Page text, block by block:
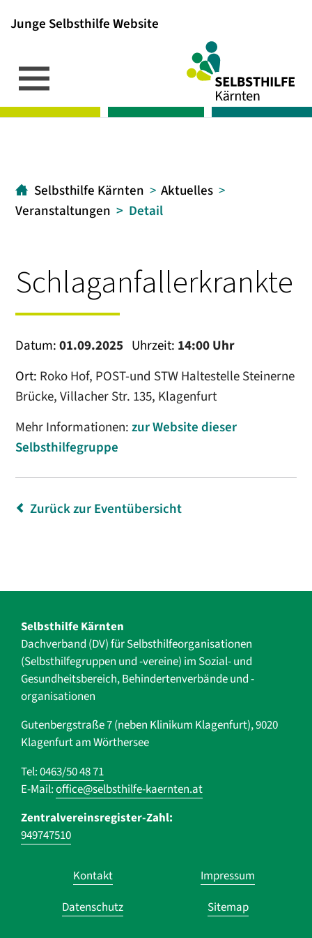
Junge Selbsthilfe Website
[1]
[2]
[3]
Selbsthilfe Kärnten
Aktuelles
Veranstaltungen
Detail
Schlaganfallerkrankte
Datum:01.09.2025 Uhrzeit: 14:00 Uhr
Ort: Roko Hof, POST-und STW Haltestelle Steinerne
Brücke, Villacher Str. 135, Klagenfurt
Mehr Informationen:zur Website dieser
Selbsthilfegruppe
Zurück zur Eventübersicht
Selbsthilfe Kärnten
Dachverband (DV) für Selbsthilfe­organisationen
(Selbsthilfegruppen und -vereine) im Sozial- und
Gesundheits­bereich, ­Behindertenverbände und ­-
organisationen
Gutenbergstraße 7 (neben Klinikum Klagenfurt), 9020
Klagenfurt am Wörthersee
Tel:0463/50 48 71
E-Mail:office@selbsthilfe-kaernten.at
Zentralvereinsregister-Zahl:
949747510
Navigation
überspringen
Kontakt
Impressum
Datenschutz
Sitemap